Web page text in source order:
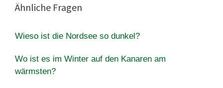
Ähnliche Fragen
Wieso ist die Nordsee so dunkel?
Wo ist es im Winter auf den Kanaren am
wärmsten?